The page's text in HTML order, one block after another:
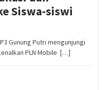
Siswa-siswi
Gunung Putri mengunjungi
PLN Mobile […]